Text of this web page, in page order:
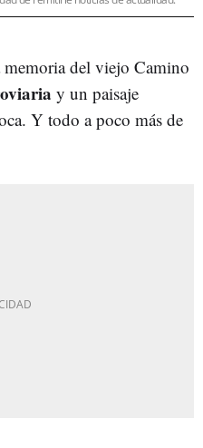
del viejo Camino
y un paisaje
Y todo a poco más de